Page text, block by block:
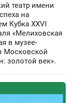
театр имени
на
Кубка XXVI
«Мелиховская
в музее-
Московской
золотой век».